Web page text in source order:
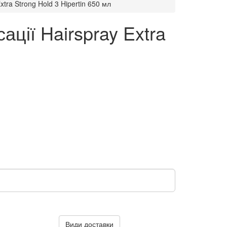
Strong Hold 3 Hipertin 650 мл
Hairspray Extra
Види доставки